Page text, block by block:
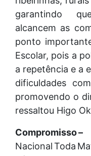
garantindo
alcancem as
ponto
Escolar, pois a
a repetência e a
dificuldades
promovendo o
ressaltou Higo
Compromisso –
Nacional Toda